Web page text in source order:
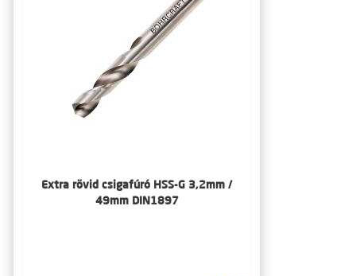
Extra rövid csigafúró HSS-G 3,2mm /
49mm DIN1897